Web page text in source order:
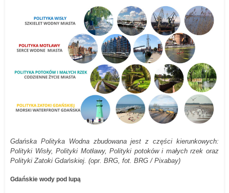
Gdańska Polityka Wodna zbudowana jest z części kierunkowych:
Polityki Wisły, Polityki Motławy, Polityki potoków i małych rzek oraz
Polityki Zatoki Gdańskiej. (opr. BRG, fot. BRG / Pixabay)
Gdańskie wody pod lupą